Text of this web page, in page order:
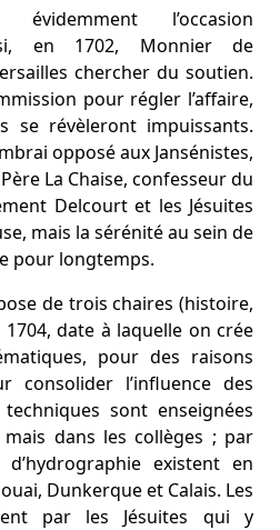
l’occasion
en 1702, Monnier de
chercher du soutien.
pour régler l’affaire,
se révèleront impuissants.
opposé aux Jansénistes,
La Chaise, confesseur du
Delcourt et les Jésuites
mais la sérénité au sein de
pour longtemps.
de trois chaires (histoire,
1704, date à laquelle on crée
pour des raisons
consolider l’influence des
techniques sont enseignées
dans les collèges ; par
existent en
Dunkerque et Calais. Les
par les Jésuites qui y